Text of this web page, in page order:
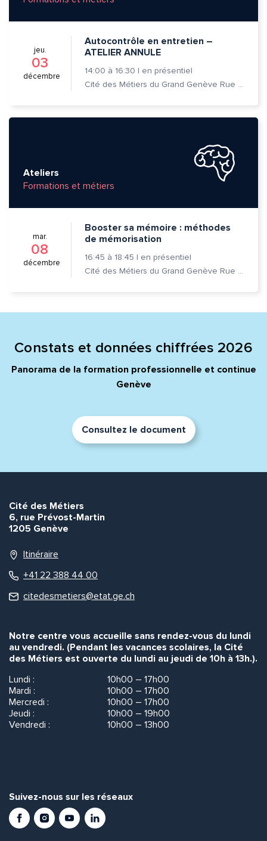
jeu.
03
décembre
Autocontrôle en entretien –
ATELIER ANNULE
14:00 à 16:30 | en présentiel
Cité des Métiers du Grand Genève Rue Prévost-Martin 6 1205 Genève
Ateliers
Formations et métiers
mar.
08
décembre
Booster sa mémoire : méthodes
de mémorisation
16:45 à 18:45 | en présentiel
Cité des Métiers du Grand Genève Rue Prévost-Martin 6 1205 Genève
Constats et données chiffrées 2026
Panorama de la formation professionnelle et continue
Genève
Consultez le document
Cité des Métiers
6, rue Prévost-Martin
1205 Genève
Itinéraire
+41 22 388 44 00
citedesmetiers@etat.ge.ch
Notre centre vous accueille sans rendez-vous du lundi
au vendredi. (Pendant les vacances scolaires, la Cité
des Métiers est ouverte du lundi au jeudi de 10h à 13h.).
Lundi :
10h00 – 17h00
Mardi :
10h00 – 17h00
Mercredi :
10h00 – 17h00
Jeudi :
10h00 – 19h00
Vendredi :
10h00 – 13h00
Suivez-nous sur les réseaux
FacebookInstagramYoutubeLinkedIn